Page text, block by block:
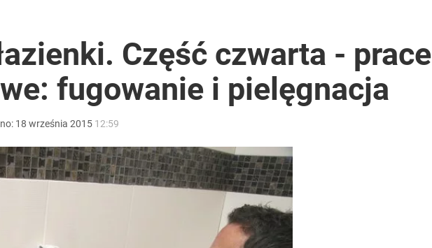
Część czwarta - prace
fugowanie i pielęgnacja
18 września 2015 12:59